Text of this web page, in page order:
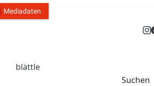
Mediadaten
blättle
Suchen